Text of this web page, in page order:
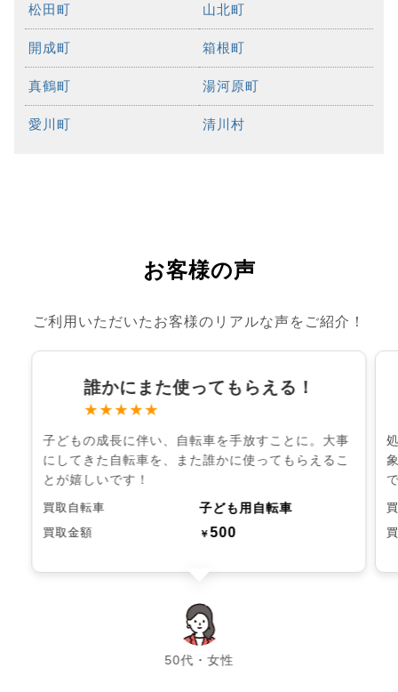
松田町 山北町
開成町 箱根町
真鶴町 湯河原町
愛川町 清川村
お客様の声
ご利用いただいたお客様のリアルな声をご紹介！
誰かにまた使ってもらえる！
★★★★★
子どもの成長に伴い、自転車を手放すことに。大事
にしてきた自転車を、また誰かに使ってもらえるこ
とが嬉しいです！
買取自転車 子ども用自転車
買取金額 ￥500
50代・女性
chevron_left chevron_right